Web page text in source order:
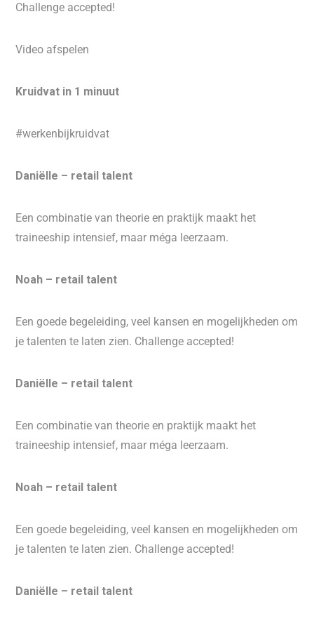
Challenge accepted!
Video afspelen
Kruidvat in 1 minuut
#werkenbijkruidvat
Daniëlle – retail talent
Een combinatie van theorie en praktijk maakt het
traineeship intensief, maar méga leerzaam.
Noah – retail talent
Een goede begeleiding, veel kansen en mogelijkheden om
je talenten te laten zien. Challenge accepted!
Daniëlle – retail talent
Een combinatie van theorie en praktijk maakt het
traineeship intensief, maar méga leerzaam.
Noah – retail talent
Een goede begeleiding, veel kansen en mogelijkheden om
je talenten te laten zien. Challenge accepted!
Daniëlle – retail talent